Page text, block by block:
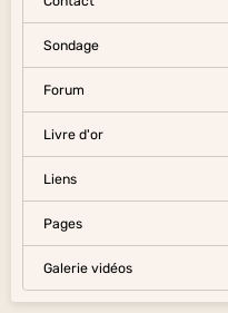
Sondage
Forum
Livre d'or
Liens
Pages
Galerie vidéos